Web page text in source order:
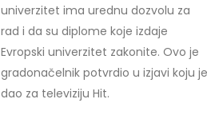
univerzitet ima urednu dozvolu za
rad i da su diplome koje izdaje
Evropski univerzitet zakonite. Ovo je
gradonačelnik potvrdio u izjavi koju je
dao za televiziju Hit.
29/07/2026
Prof. dr Esed Karić – rezultati ispita